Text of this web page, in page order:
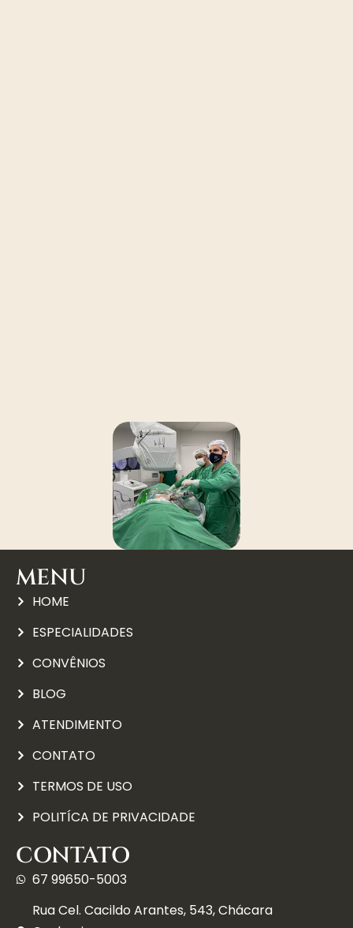
MENU
HOME
ESPECIALIDADES
CONVÊNIOS
BLOG
ATENDIMENTO
CONTATO
TERMOS DE USO
POLITÍCA DE PRIVACIDADE
CONTATO
67 99650-5003
Rua Cel. Cacildo Arantes, 543, Chácara